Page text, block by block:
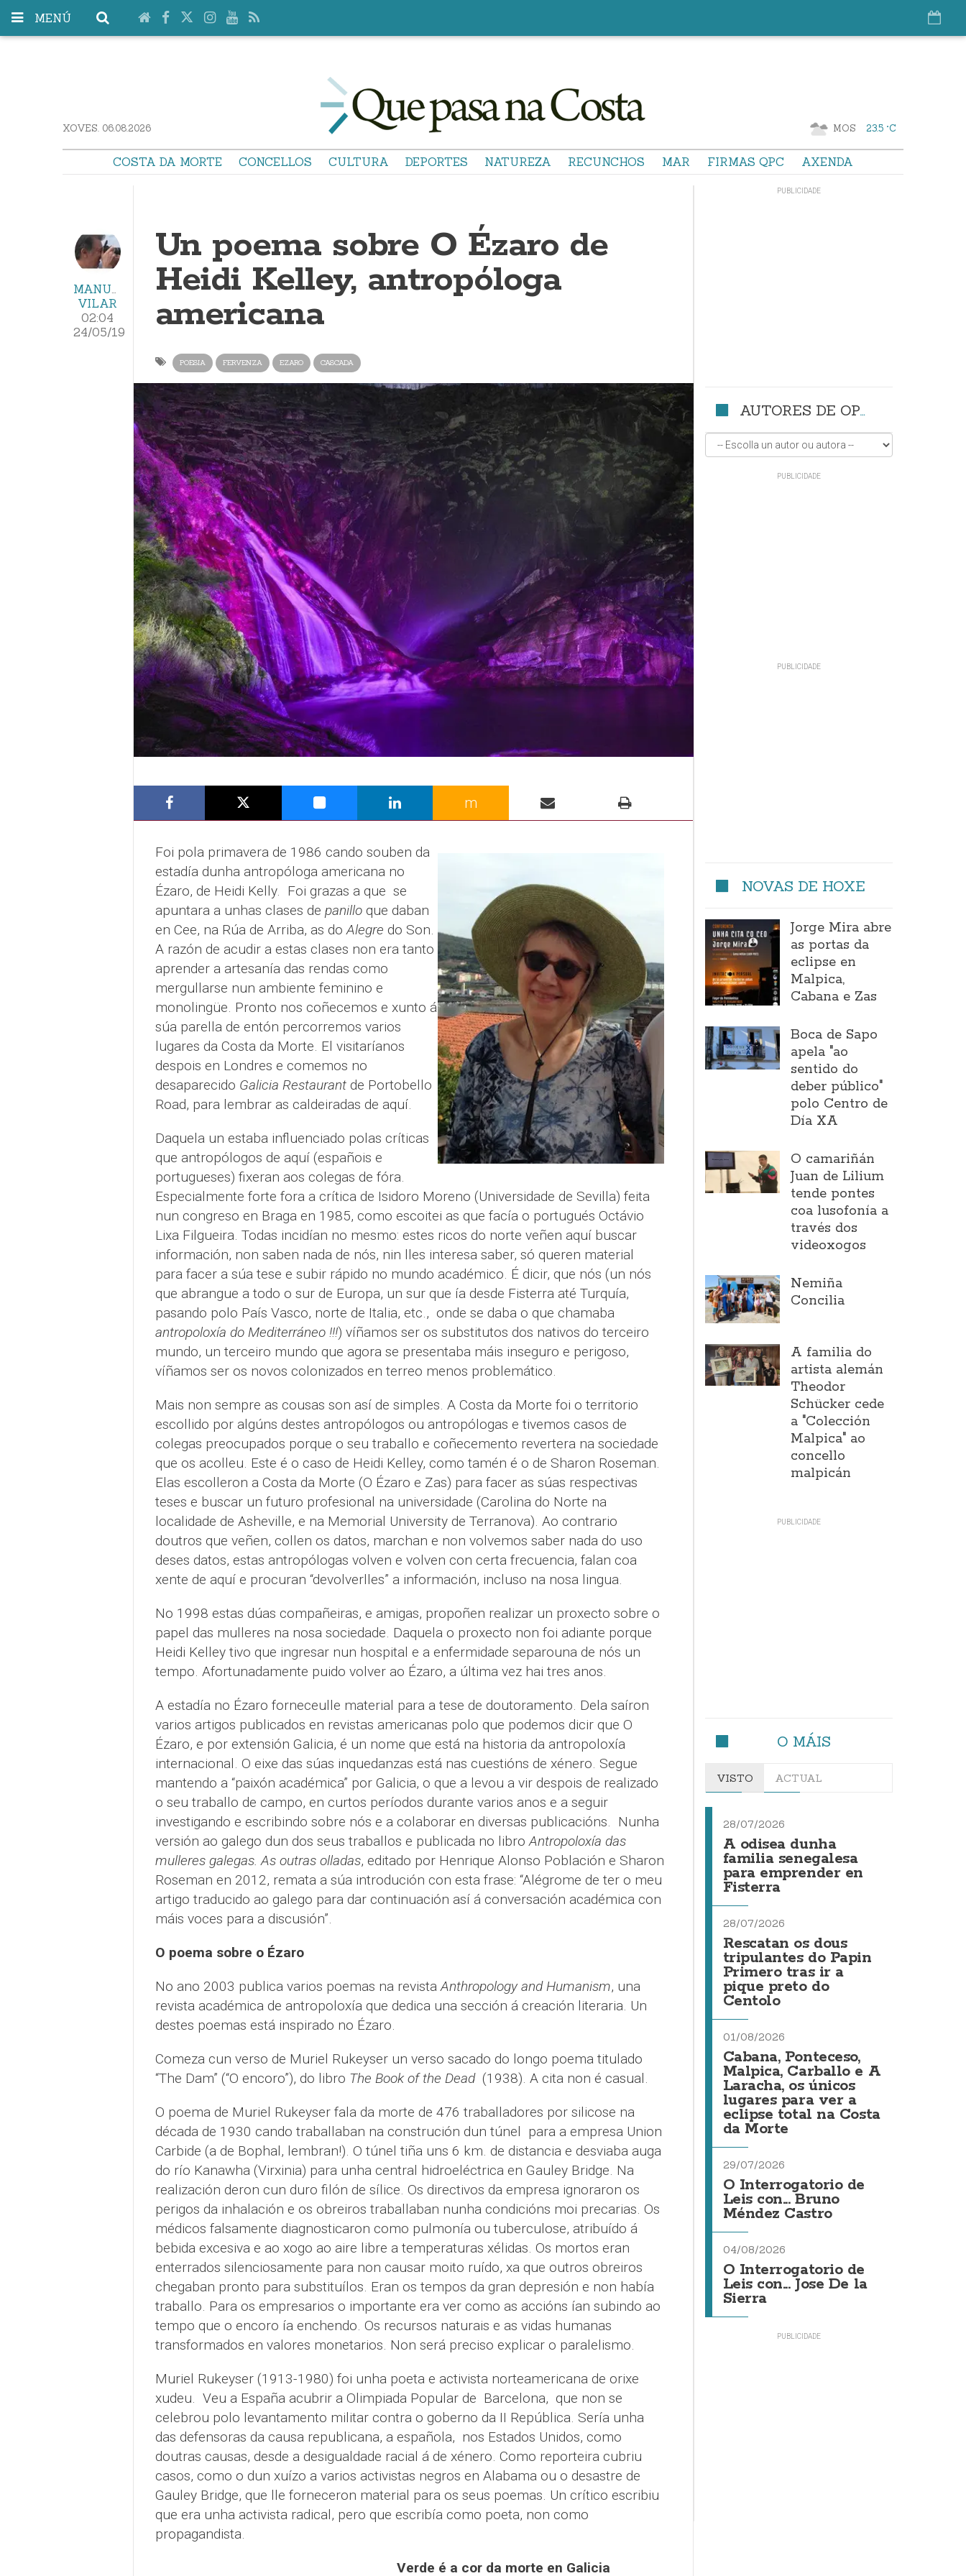
MENÚ
XOVES. 06.08.2026 MOS 23.5 °C
COSTA DA MORTE CONCELLOS CULTURA DEPORTES NATUREZA RECUNCHOS MAR FIRMAS QPC AXENDA
MANUEL
VILAR
02:04
24/05/19
Un poema sobre O Ézaro de
Heidi Kelley, antropóloga
americana
POESIA FERVENZA EZARO CASCADA
m
Foi pola primavera de 1986 cando souben da
estadía dunha antropóloga americana no
Ézaro, de Heidi Kelly. Foi grazas a que se
apuntara a unhas clases de panilloque daban
en Cee, na Rúa de Arriba, as doAlegre do Son.
A razón de acudir a estas clases non era tanto
aprender a artesanía das rendas como
mergullarse nun ambiente feminino e
monolingüe. Pronto nos coñecemos e xunto á
súa parella de entón percorremos varios
lugares da Costa da Morte. El visitaríanos
despois en Londres e comemos no
desaparecido Galicia Restaurantde Portobello
Road, para lembrar as caldeiradas de aquí.
Daquela un estaba influenciado polas críticas
que antropólogos de aquí (españois e
portugueses) fixeran aos colegas de fóra.
Especialmente forte fora a crítica de Isidoro Moreno (Universidade de Sevilla) feita
nun congreso en Braga en 1985, como escoitei as que facía o portugués Octávio
Lixa Filgueira. Todas incidían no mesmo: estes ricos do norte veñen aquí buscar
información, non saben nada de nós, nin lles interesa saber, só queren material
para facer a súa tese e subir rápido no mundo académico. É dicir, que nós (un nós
que abrangue a todo o sur de Europa, un sur que ía desde Fisterra até Turquía,
pasando polo País Vasco, norte de Italia, etc., onde se daba o que chamaba
antropoloxía do Mediterráneo !!!) víñamos ser os substitutos dos nativos do terceiro
mundo, un terceiro mundo que agora se presentaba máis inseguro e perigoso,
víñamos ser os novos colonizados en terreo menos problemático.
Mais non sempre as cousas son así de simples. A Costa da Morte foi o territorio
escollido por algúns destes antropólogos ou antropólogas e tivemos casos de
colegas preocupados porque o seu traballo e coñecemento revertera na sociedade
que os acolleu. Este é o caso de Heidi Kelley, como tamén é o de Sharon Roseman.
Elas escolleron a Costa da Morte (O Ézaro e Zas) para facer as súas respectivas
teses e buscar un futuro profesional na universidade (Carolina do Norte na
localidade de Asheville, e na Memorial University de Terranova). Ao contrario
doutros que veñen, collen os datos, marchan e non volvemos saber nada do uso
deses datos, estas antropólogas volven e volven con certa frecuencia, falan coa
xente de aquí e procuran “devolverlles” a información, incluso na nosa lingua.
No 1998 estas dúas compañeiras, e amigas, propoñen realizar un proxecto sobre o
papel das mulleres na nosa sociedade. Daquela o proxecto non foi adiante porque
Heidi Kelley tivo que ingresar nun hospital e a enfermidade separouna de nós un
tempo. Afortunadamente puido volver ao Ézaro, a última vez hai tres anos.
A estadía no Ézaro forneceulle material para a tese de doutoramento. Dela saíron
varios artigos publicados en revistas americanas polo que podemos dicir que O
Ézaro, e por extensión Galicia, é un nome que está na historia da antropoloxía
internacional. O eixe das súas inquedanzas está nas cuestións de xénero. Segue
mantendo a “paixón académica” por Galicia, o que a levou a vir despois de realizado
o seu traballo de campo, en curtos períodos durante varios anos e a seguir
investigando e escribindo sobre nós e a colaborar en diversas publicacións. Nunha
versión ao galego dun dos seus traballos e publicada no libroAntropoloxía das
mulleres galegas. As outras olladas, editado por Henrique Alonso Población e Sharon
Roseman en 2012, remata a súa introdución con esta frase: “Alégrome de ter o meu
artigo traducido ao galego para dar continuación así á conversación académica con
máis voces para a discusión”.
O poema sobre o Ézaro
No ano 2003 publica varios poemas na revistaAnthropology and Humanism, una
revista académica de antropoloxía que dedica una sección á creación literaria. Un
destes poemas está inspirado no Ézaro.
Comeza cun verso de Muriel Rukeyser un verso sacado do longo poema titulado
“The Dam” (“O encoro”), do libro The Book of the Dead(1938). A cita non é casual.
O poema de Muriel Rukeyser fala da morte de 476 traballadores por silicose na
década de 1930 cando traballaban na construción dun túnel para a empresa Union
Carbide (a de Bophal, lembran!). O túnel tiña uns 6 km. de distancia e desviaba auga
do río Kanawha (Virxinia) para unha central hidroeléctrica en Gauley Bridge. Na
realización deron cun duro filón de sílice. Os directivos da empresa ignoraron os
perigos da inhalación e os obreiros traballaban nunha condicións moi precarias. Os
médicos falsamente diagnosticaron como pulmonía ou tuberculose, atribuído á
bebida excesiva e ao xogo ao aire libre a temperaturas xélidas. Os mortos eran
enterrados silenciosamente para non causar moito ruído, xa que outros obreiros
chegaban pronto para substituílos. Eran os tempos da gran depresión e non había
traballo. Para os empresarios o importante era ver como as accións ían subindo ao
tempo que o encoro ía enchendo. Os recursos naturais e as vidas humanas
transformados en valores monetarios. Non será preciso explicar o paralelismo.
Muriel Rukeyser (1913-1980) foi unha poeta e activista norteamericana de orixe
xudeu. Veu a España acubrir a Olimpiada Popular de Barcelona, que non se
celebrou polo levantamento militar contra o goberno da II República. Sería unha
das defensoras da causa republicana, a española, nos Estados Unidos, como
doutras causas, desde a desigualdade racial á de xénero. Como reporteira cubriu
casos, como o dun xuízo a varios activistas negros en Alabama ou o desastre de
Gauley Bridge, que lle forneceron material para os seus poemas. Un crítico escribiu
que era unha activista radical, pero que escribía como poeta, non como
propagandista.
Verde é a cor da morte en Galicia
AUTORES DE OPINIÓN
NOVAS DE HOXE
Jorge Mira abre
as portas da
eclipse en
Malpica,
Cabana e Zas
Boca de Sapo
apela "ao
sentido do
deber público"
polo Centro de
Día XA
O camariñán
Juan de Lilium
tende pontes
coa lusofonía a
través dos
videoxogos
Nemiña
Concilia
A familia do
artista alemán
Theodor
Schücker cede
a "Colección
Malpica" ao
concello
malpicán
O MÁIS
VISTO ACTUAL
28/07/2026
A odisea dunha
familia senegalesa
para emprender en
Fisterra
28/07/2026
Rescatan os dous
tripulantes do Papin
Primero tras ir a
pique preto do
Centolo
01/08/2026
Cabana, Ponteceso,
Malpica, Carballo e A
Laracha, os únicos
lugares para ver a
eclipse total na Costa
da Morte
29/07/2026
O Interrogatorio de
Leis con... Bruno
Méndez Castro
04/08/2026
O Interrogatorio de
Leis con... Jose De la
Sierra